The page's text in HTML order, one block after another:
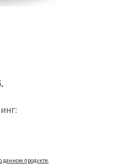
данном продукте.